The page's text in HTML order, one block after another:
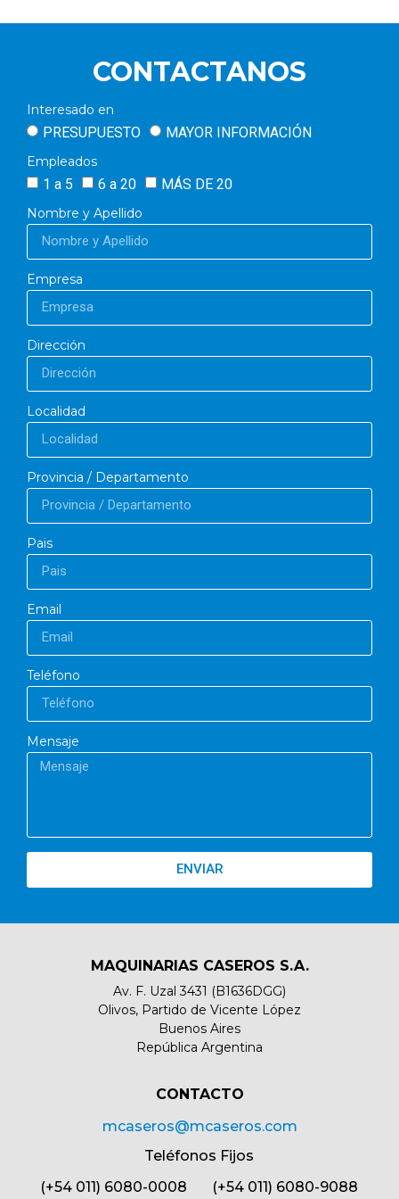
CONTACTANOS
Interesado en
PRESUPUESTO MAYOR INFORMACIÓN
Empleados
1 a 5 6 a 20 MÁS DE 20
Nombre y Apellido
Empresa
Dirección
Localidad
Provincia / Departamento
Pais
Email
Teléfono
Mensaje
ENVIAR
MAQUINARIAS CASEROS S.A.
Av. F. Uzal 3431 (B1636DGG)
Olivos, Partido de Vicente López
Buenos Aires
República Argentina
CONTACTO​
mcaseros@mcaseros.com
Teléfonos Fijos
(+54 011) 6080-0008 (+54 011) 6080-9088